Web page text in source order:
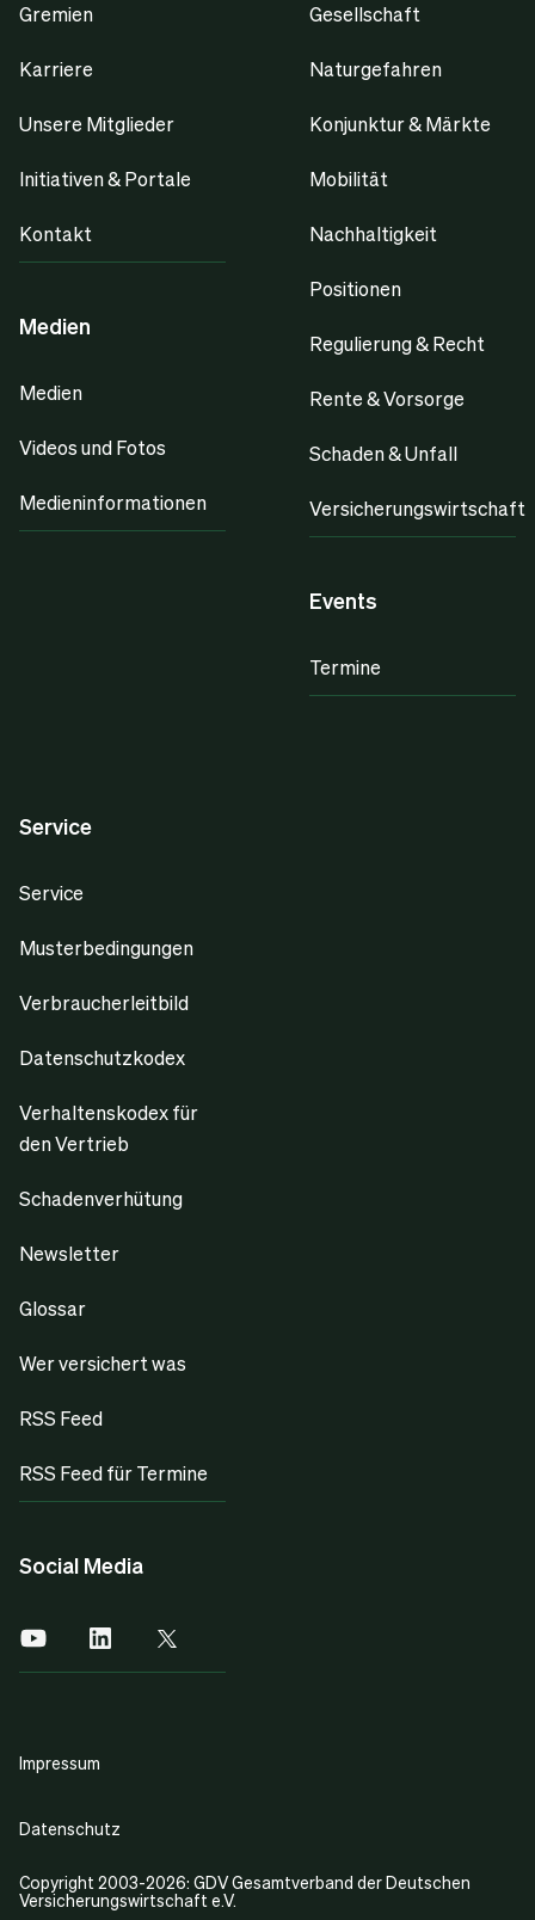
Gremien
Karriere
Unsere Mitglieder
Initiativen & Portale
Kontakt
Medien
Medien
Videos und Fotos
Medieninformationen
Gesellschaft
Naturgefahren
Konjunktur & Märkte
Mobilität
Nachhaltigkeit
Positionen
Regulierung & Recht
Rente & Vorsorge
Schaden & Unfall
Versicherungswirtschaft
Events
Termine
Service
Service
Musterbedingungen
Verbraucherleitbild
Datenschutzkodex
Verhaltenskodex für
den Vertrieb
Schadenverhütung
Newsletter
Glossar
Wer versichert was
RSS Feed
RSS Feed für Termine
Social Media
Copyright 2003-2026: GDV Gesamtverband der Deutschen
Versicherungswirtschaft e.V.
Impressum
Datenschutz